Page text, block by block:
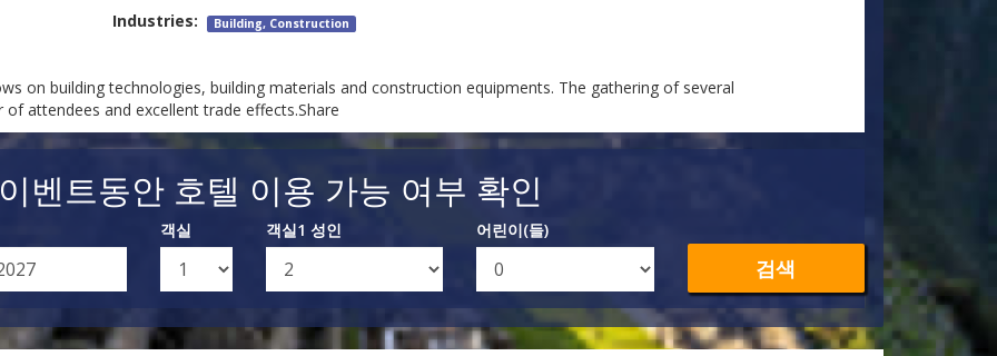
Industries: Building, Construction
on building technologies, building materials and construction equipments. The gathering of several
attendees and excellent trade effects.Share
벤트동안 호텔 이용 가능 여부 확인
객실 객실1 성인 어린이(들)
검색